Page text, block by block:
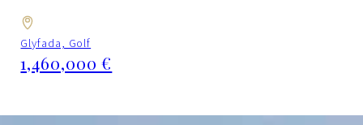
Glyfada, Golf
1,460,000 €